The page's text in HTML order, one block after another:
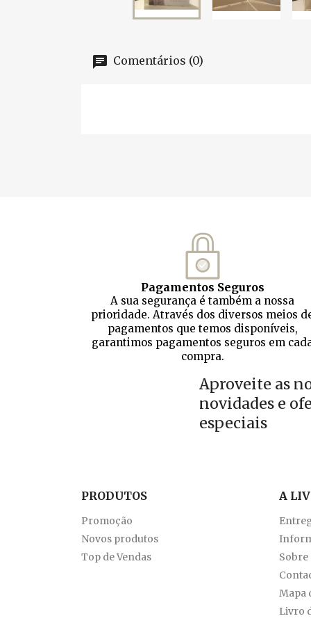
Comentários (0)
Pagamentos Seguros
A sua segurança é também a nossa
prioridade. Através dos diversos meios
pagamentos que temos disponíveis,
garantimos pagamentos seguros em
compra.
Aproveite as
novidades e
especiais
PRODUTOS
Promoção
Novos produtos
Top de Vendas
A
Sobre
Mapa
Livro